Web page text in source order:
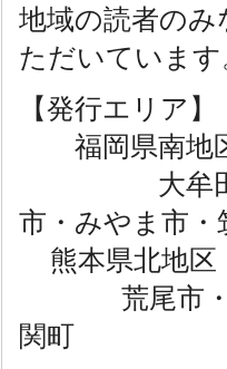
地域の読者の
ただいています
【発行エリア】
福岡県南地
大牟田市
市・みやま市・
熊本県北地区
荒尾市・玉
関町